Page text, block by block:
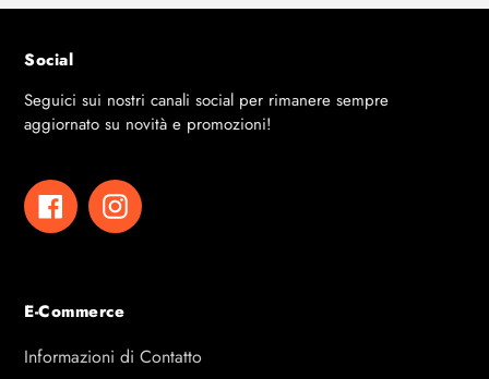
Social
Seguici sui nostri canali social per rimanere sempre
aggiornato su novità e promozioni!
FacebookInstagram
E-Commerce
Informazioni di Contatto